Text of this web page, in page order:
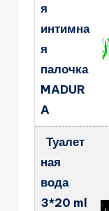
я
интимна
я
палочка
MADUR
A
Туалет
ная
вода
3*20 ml